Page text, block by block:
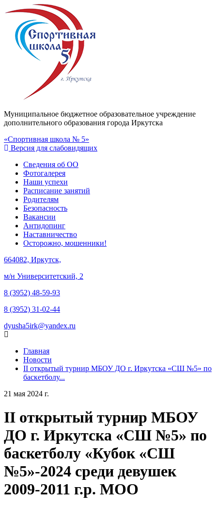
Муниципальное бюджетное образовательное учреждение
дополнительного образования города Иркутска
«Спортивная школа № 5»
Версия для слабовидящих
Сведения об ОО
Фотогалерея
Наши успехи
Расписание занятий
Родителям
Безопасность
Вакансии
Антидопинг
Наставничество
Осторожно, мошенники!
664082, Иркутск,
м/н Университетский, 2
8 (3952) 48-59-93
8 (3952) 31-02-44
dyusha5irk@yandex.ru
Главная
Новости
II открытый турнир МБОУ ДО г. Иркутска «СШ №5» по
баскетболу...
21 мая 2024 г.
II открытый турнир МБОУ
ДО г. Иркутска «СШ №5» по
баскетболу «Кубок «СШ
№5»-2024 среди девушек
2009-2011 г.р. МОО